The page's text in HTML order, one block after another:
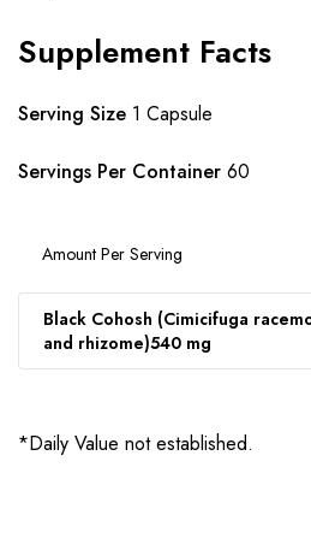
Supplement Facts
Serving Size 1 Capsule
Servings Per Container 60
Amount Per Serving
Black Cohosh (Cimicifuga
and rhizome)540 mg
*Daily Value not established.